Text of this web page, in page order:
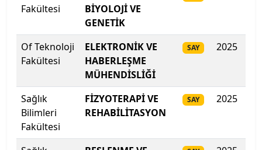
Fırat Üniversitesi
Galatasaray Üniversitesi
Gazi Üniversitesi
Gaziantep İslam Bilim ve Teknoloji Üniversitesi
Gaziantep Üniversitesi
Fakültesi
BİYOLOJİ VE
GENETİK
Of Teknoloji
Fakültesi
ELEKTRONİK VE
HABERLEŞME
MÜHENDİSLİĞİ
SAY 2025
Sağlık
Bilimleri
Fakültesi
FİZYOTERAPİ VE
REHABİLİTASYON
SAY 2025